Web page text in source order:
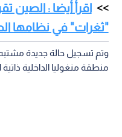
اقرأ أيضا : الصين
"ثغرات" في نظامها
وتم تسجيل حالة جديدة مشتبه
منطقة منغوليا الداخلية ذاتية